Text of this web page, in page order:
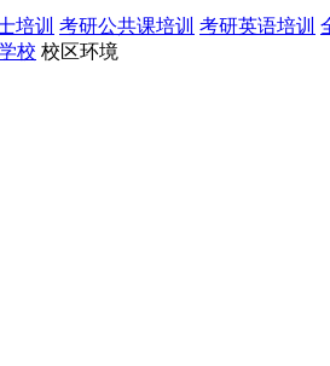
培训 考研公共课培训 考研英语培训
校 校区环境